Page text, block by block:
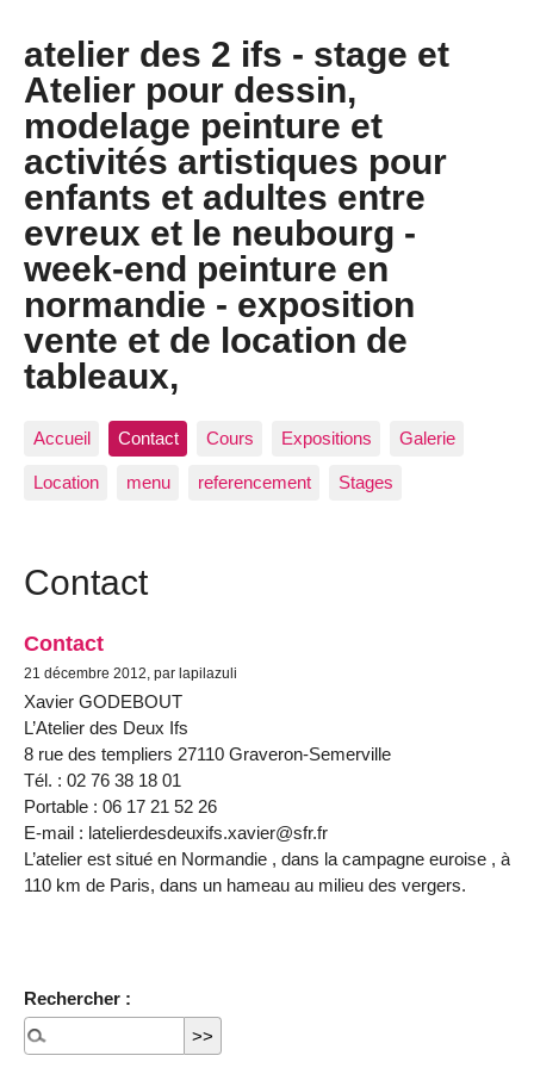
atelier des 2 ifs - stage et
Atelier pour dessin,
modelage peinture et
activités artistiques pour
enfants et adultes entre
evreux et le neubourg -
week-end peinture en
normandie - exposition
vente et de location de
tableaux,
Accueil Contact Cours Expositions Galerie
Location menu referencement Stages
Contact
Contact
21 décembre 2012, par lapilazuli
Xavier GODEBOUT
L’Atelier des Deux Ifs
8 rue des templiers 27110 Graveron-Semerville
Tél. : 02 76 38 18 01
Portable : 06 17 21 52 26
E-mail : latelierdesdeuxifs.xavier@sfr.fr
L’atelier est situé en Normandie , dans la campagne euroise , à
110 km de Paris, dans un hameau au milieu des vergers.
Rechercher :